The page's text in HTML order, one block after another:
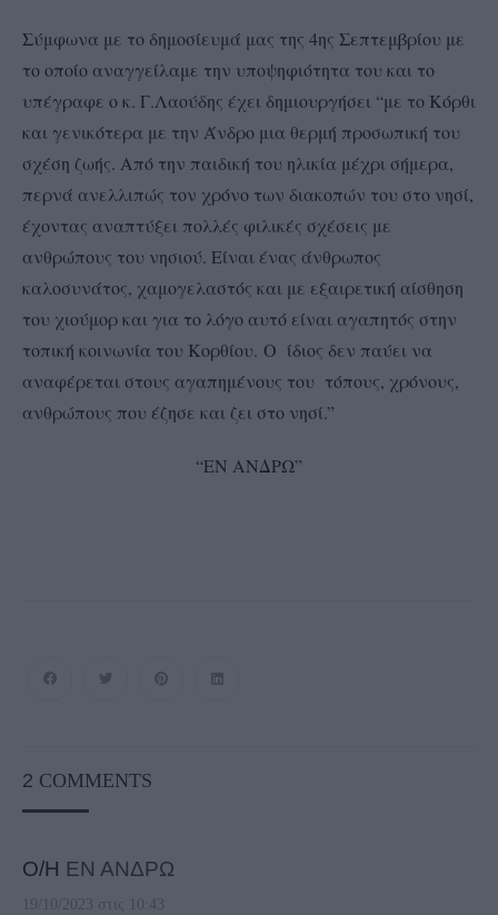
Σύμφωνα με το δημοσίευμά μας της 4ης Σεπτεμβρίου με
το οποίο αναγγείλαμε την υποψηφιότητα του και το
υπέγραφε ο κ. Γ.Λαούδης έχει δημιουργήσει “με το Κόρθι
και γενικότερα με την Άνδρο μια θερμή προσωπική του
σχέση ζωής. Από την παιδική του ηλικία μέχρι σήμερα,
περνά ανελλιπώς τον χρόνο των διακοπών του στο νησί,
έχοντας αναπτύξει πολλές φιλικές σχέσεις με
ανθρώπους του νησιού. Είναι ένας άνθρωπος
καλοσυνάτος, χαμογελαστός και με εξαιρετική αίσθηση
του χιούμορ και για το λόγο αυτό είναι αγαπητός στην
τοπική κοινωνία του Κορθίου. Ο ίδιος δεν παύει να
αναφέρεται στους αγαπημένους του τόπους, χρόνους,
ανθρώπους που έζησε και ζει στο νησί.”
“ΕΝ ΑΝΔΡΩ”
2 COMMENTS
Ο/Η ΕΝ ΑΝΔΡΩ
19/10/2023 στις 10:43